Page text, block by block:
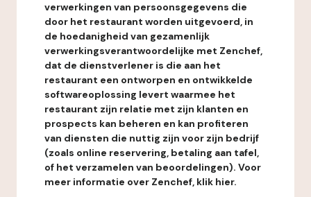
verwerkingen van persoonsgegevens die
door het restaurant worden uitgevoerd, in
de hoedanigheid van gezamenlijk
verwerkingsverantwoordelijke met Zenchef,
dat de dienstverlener is die aan het
restaurant een ontworpen en ontwikkelde
softwareoplossing levert waarmee het
restaurant zijn relatie met zijn klanten en
prospects kan beheren en kan profiteren
van diensten die nuttig zijn voor zijn bedrijf
(zoals online reservering, betaling aan tafel,
of het verzamelen van beoordelingen). Voor
meer informatie over Zenchef, klik hier.